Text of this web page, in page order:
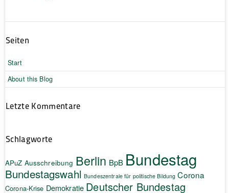
Seiten
Start
About this Blog
Letzte Kommentare
Schlagworte
APuZ Ausschreibung Berlin BpB Bundestag
Bundestagswahl Bundeszentrale für politische Bildung Corona
Corona-Krise Demokratie Deutscher Bundestag